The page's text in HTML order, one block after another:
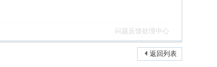
问题反馈处理中心
返回列表